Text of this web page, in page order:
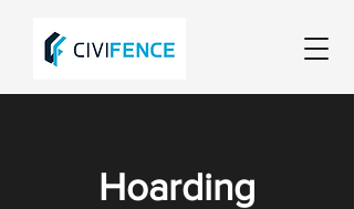
Hoarding